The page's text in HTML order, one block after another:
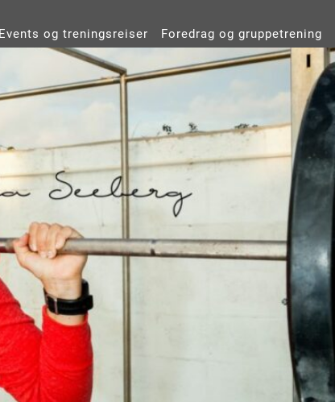
Events og treningsreiser Foredrag og gruppetrening